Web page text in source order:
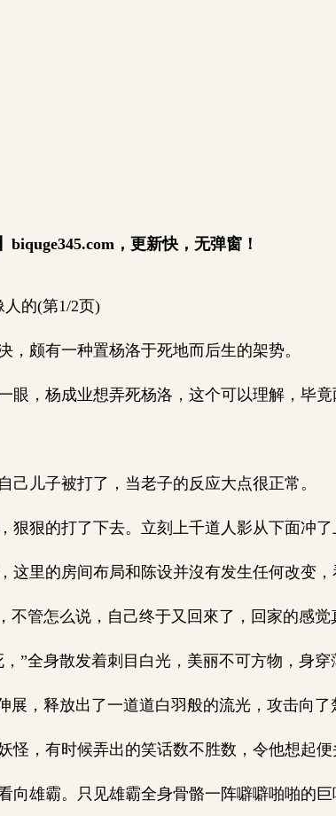
，更新快，无弹窗！
的(第1/2页)
颇有一种置杨洛于死地而后生的架势。
，杨成业想弄死杨洛，这个可以理解，毕
儿子被打了，当老子的反应大点很正常。
狠的打了下去。立刻上千道人影从下面冲了
里的房间布局和陈设并沒有发生任何改变
不管怎么说，自己终于又回來了，回家的感觉
”全身散发着刺目白光，美丽不可方物，身
展，释放出了一道道白羽般的流光，攻击向了
，有时候弄出的笑话数不胜数，令他想起便
雄霸。只见雄霸全身骨骼一阵噼噼啪啪的